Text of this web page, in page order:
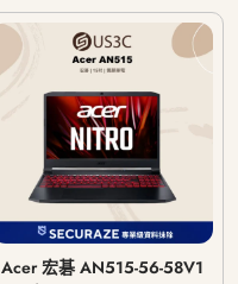
Acer 宏碁 AN515-56-58V1